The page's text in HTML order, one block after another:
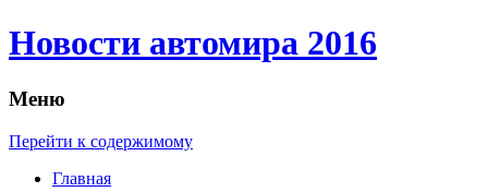
Новости автомира 2016
Меню
Перейти к содержимому
Главная